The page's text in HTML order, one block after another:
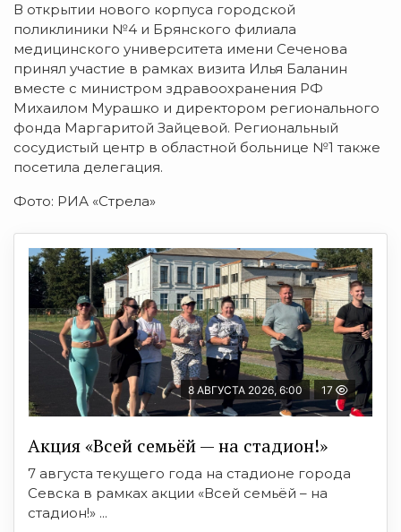
В открытии нового корпуса городской
поликлиники №4 и Брянского филиала
медицинского университета имени Сеченова
принял участие в рамках визита Илья Баланин
вместе с министром здравоохранения РФ
Михаилом Мурашко и директором регионального
фонда Маргаритой Зайцевой. Региональный
сосудистый центр в областной больнице №1 также
посетила делегация.
Фото: РИА «Стрела»
8 АВГУСТА 2026, 6:00 17
Акция «Всей семьёй — на стадион!»
7 августа текущего года на стадионе города
Севска в рамках акции «Всей семьёй – на
стадион!» ...